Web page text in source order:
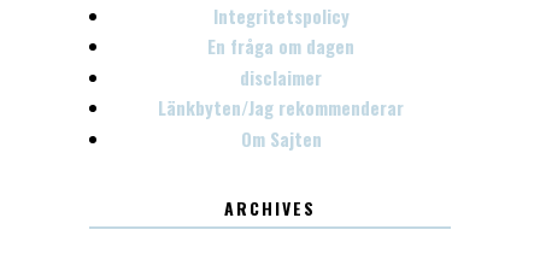
Integritetspolicy
En fråga om dagen
disclaimer
Länkbyten/Jag rekommenderar
Om Sajten
ARCHIVES